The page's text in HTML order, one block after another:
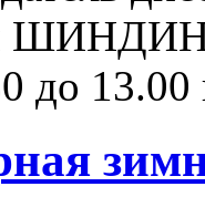
ШИНДИН
до